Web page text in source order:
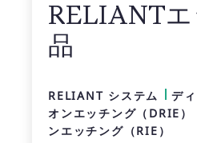
RELIANT
品
RELIANT システム
デ
オンエッチング（DRIE）
ンエッチング（RIE）